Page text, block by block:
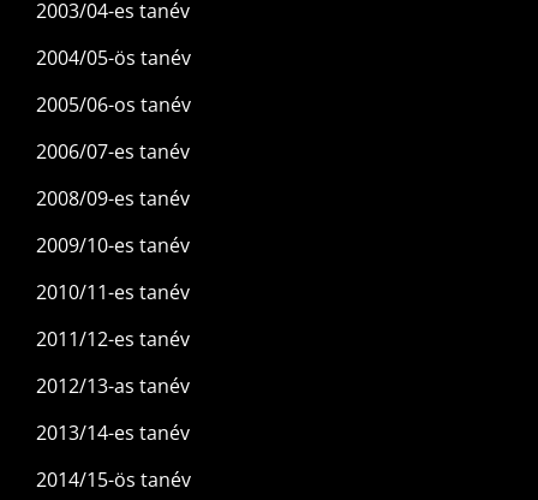
2003/04-es tanév
2004/05-ös tanév
2005/06-os tanév
2006/07-es tanév
2008/09-es tanév
2009/10-es tanév
2010/11-es tanév
2011/12-es tanév
2012/13-as tanév
2013/14-es tanév
2014/15-ös tanév